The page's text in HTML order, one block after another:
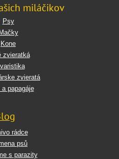
miláčikov
Psy
Mačky
Kone
zvieratká
zvieratá
papagáje
rádce
psů
s parazity